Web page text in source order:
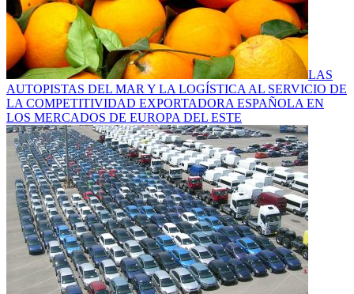
LAS
AUTOPISTAS DEL MAR Y LA LOGÍSTICA AL SERVICIO DE
LA COMPETITIVIDAD EXPORTADORA ESPAÑOLA EN
LOS MERCADOS DE EUROPA DEL ESTE